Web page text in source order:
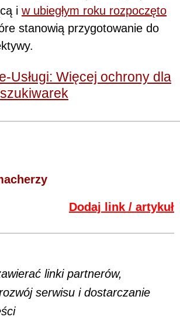
i w ubiegłym roku rozpoczęto
stanowią przygotowanie do
e-Usługi: Więcej ochrony dla
Dodaj link / artykuł
linki partnerów,
serwisu i dostarczanie